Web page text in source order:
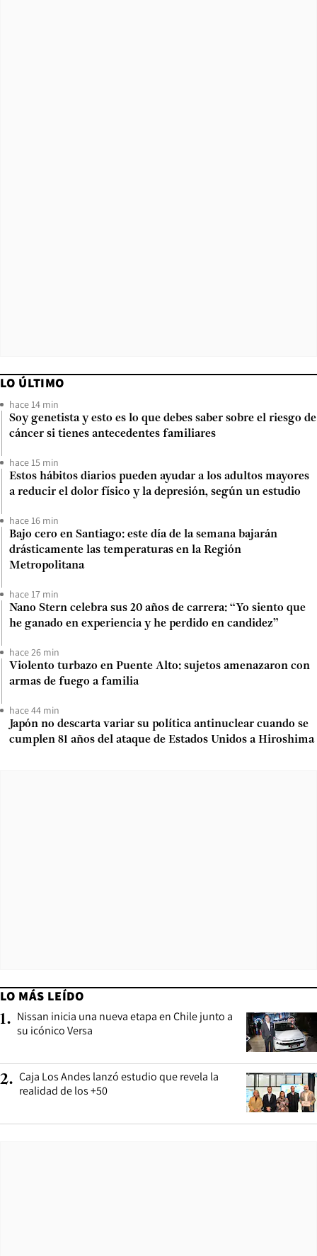
LO ÚLTIMO
hace 14 min
Soy genetista y esto es lo que debes saber sobre el riesgo de
cáncer si tienes antecedentes familiares
hace 15 min
Estos hábitos diarios pueden ayudar a los adultos mayores
a reducir el dolor físico y la depresión, según un estudio
hace 16 min
Bajo cero en Santiago: este día de la semana bajarán
drásticamente las temperaturas en la Región
Metropolitana
hace 17 min
Nano Stern celebra sus 20 años de carrera: “Yo siento que
he ganado en experiencia y he perdido en candidez”
hace 26 min
Violento turbazo en Puente Alto: sujetos amenazaron con
armas de fuego a familia
hace 44 min
Japón no descarta variar su política antinuclear cuando se
cumplen 81 años del ataque de Estados Unidos a Hiroshima
LO MÁS LEÍDO
1. Nissan inicia una nueva etapa en Chile junto a
su icónico Versa
2. Caja Los Andes lanzó estudio que revela la
realidad de los +50